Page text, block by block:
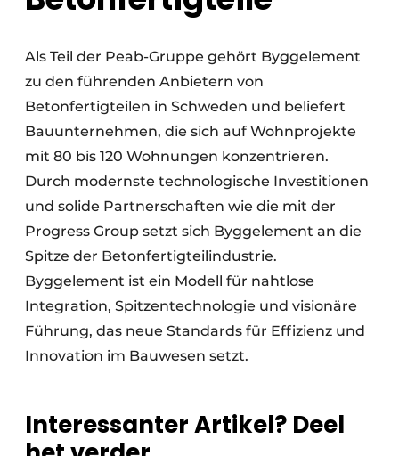
Als Teil der Peab-Gruppe gehört Byggelement
zu den führenden Anbietern von
Betonfertigteilen in Schweden und beliefert
Bauunternehmen, die sich auf Wohnprojekte
mit 80 bis 120 Wohnungen konzentrieren.
Durch modernste technologische Investitionen
und solide Partnerschaften wie die mit der
Progress Group setzt sich Byggelement an die
Spitze der Betonfertigteilindustrie.
Byggelement ist ein Modell für nahtlose
Integration, Spitzentechnologie und visionäre
Führung, das neue Standards für Effizienz und
Innovation im Bauwesen setzt.
Interessanter Artikel? Deel